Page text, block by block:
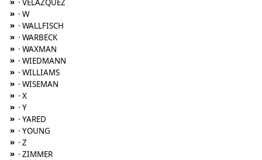
· VELAZQUEZ
» · W
» · WALLFISCH
» · WARBECK
» · WAXMAN
» · WIEDMANN
» · WILLIAMS
» · WISEMAN
» · X
» · Y
» · YARED
» · YOUNG
» · Z
» · ZIMMER